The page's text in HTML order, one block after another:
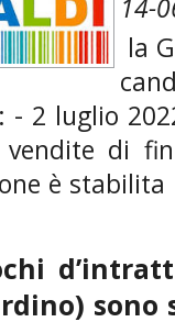
14-
la
- 2 luglio
vendite di
è
sono